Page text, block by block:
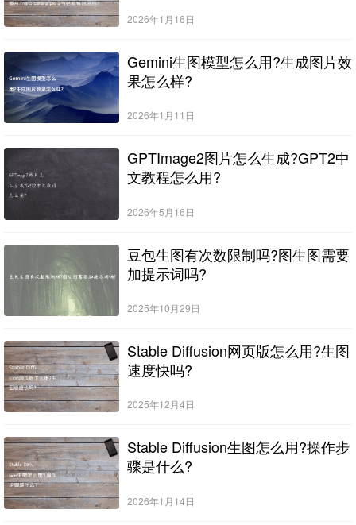
2026年1月16日
Gemini生图模型怎么用?生成图片效
果怎么样?
2026年1月11日
GPTImage2图片怎么生成?GPT2中
文教程怎么用?
2026年5月16日
豆包生图有次数限制吗?图生图需要
加提示词吗?
2025年10月29日
Stable Diffusion网页版怎么用?生图
速度快吗?
2025年12月4日
Stable Diffusion生图怎么用?操作步
骤是什么?
2026年1月14日